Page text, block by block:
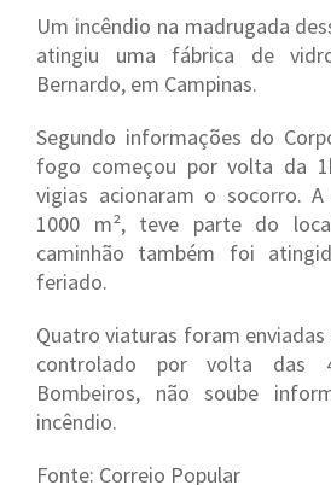
Um incêndio na madrugada
atingiu uma fábrica de
Bernardo, em Campinas.
Segundo informações do
fogo começou por volta da
vigias acionaram o socorro.
1000 m², teve parte do
caminhão também foi
feriado.
Quatro viaturas foram
controlado por volta das
Bombeiros, não soube
incêndio.
Fonte: Correio Popular